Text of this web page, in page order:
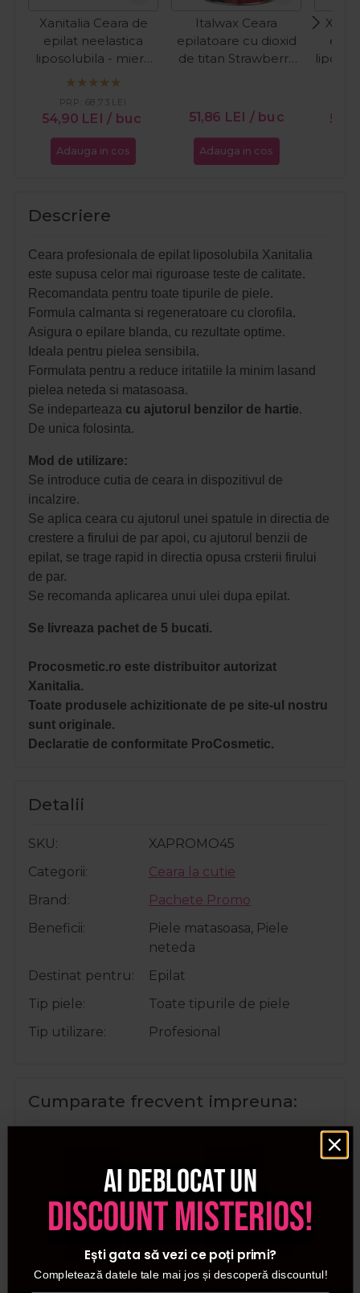
Xanitalia Ceara de
epilat neelastica
liposolubila - miere
800ml
54,90 LEI / buc
PRP: 68,73 LEI
Adauga in cos
Italwax Ceara
epilatoare cu dioxid
de titan Strawberry
51,86 LEI / buc
Adauga in cos
Descriere
Ceara profesionala de epilat liposolubila Xanitalia
este supusa celor mai riguroase teste de calitate.
Recomandata pentru toate tipurile de piele.
Formula calmanta si regeneratoare cu clorofila.
Asigura o epilare blanda, cu rezultate optime.
Ideala pentru pielea sensibila.
Formulata pentru a reduce iritatiile la minim lasand
pielea neteda si matasoasa.
Se indeparteaza cu ajutorul benzilor de hartie.
De unica folosinta.
Mod de utilizare:
Se introduce cutia de ceara in dispozitivul de
incalzire.
Se aplica ceara cu ajutorul unei spatule in directia de
crestere a firului de par apoi, cu ajutorul benzii de
epilat, se trage rapid in directia opusa crsterii firului
de par.
Se recomanda aplicarea unui ulei dupa epilat.
Se livreaza pachet de 5 bucati.
Procosmetic.ro este distribuitor autorizat
Xanitalia.
Toate produsele achizitionate de pe site-ul nostru
sunt originale.
Declaratie de conformitate ProCosmetic.
Detalii
SKU
XAPROMO45
Categorii
Ceara la cutie
Brand
Pachete Promo
Beneficii
Piele matasoasa, Piele
neteda
Destinat pentru
Epilat
Tip piele
Toate tipurile de piele
Tip utilizare
Profesional
Cumparate frecvent impreuna:
Italwax Ceara
Italwax Ceara
Ai deblocat un
discount misterios!
Ești gata să vezi ce poți primi?
Completează datele tale mai jos și descoperă discountul!